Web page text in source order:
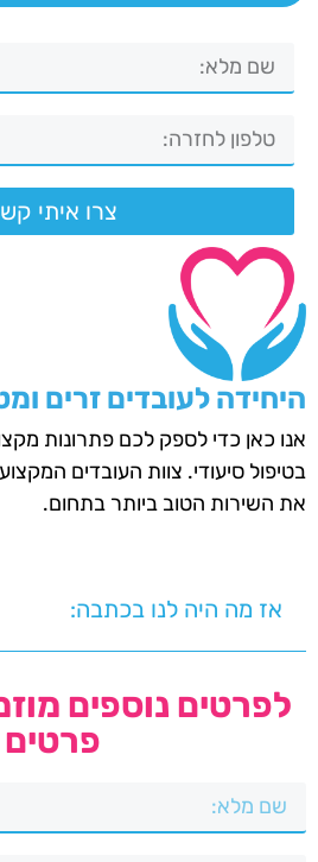
צרו איתי
היחידה לעובדים זרים
אנו כאן כדי לספק לכם פתרונות
בטיפול סיעודי. צוות העובדים
את השירות הטוב ביותר בתחום.
אז מה היה לנו בכתבה:
לפרטים נוספים
פרטים